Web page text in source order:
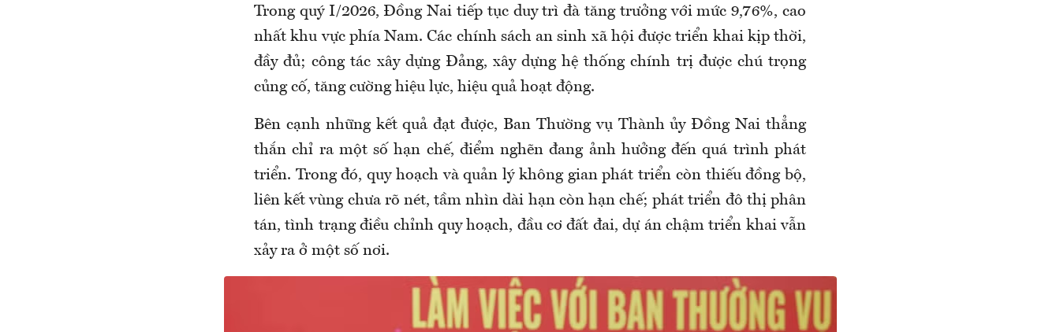
Trong quý I/2026, Đồng Nai tiếp tục duy trì đà tăng trưởng với mức 9,76%, cao
nhất khu vực phía Nam. Các chính sách an sinh xã hội được triển khai kịp thời,
đầy đủ; công tác xây dựng Đảng, xây dựng hệ thống chính trị được chú trọng
củng cố, tăng cường hiệu lực, hiệu quả hoạt động.
Bên cạnh những kết quả đạt được, Ban Thường vụ Thành ủy Đồng Nai thẳng
thắn chỉ ra một số hạn chế, điểm nghẽn đang ảnh hưởng đến quá trình phát
triển. Trong đó, quy hoạch và quản lý không gian phát triển còn thiếu đồng bộ,
liên kết vùng chưa rõ nét, tầm nhìn dài hạn còn hạn chế; phát triển đô thị phân
tán, tình trạng điều chỉnh quy hoạch, đầu cơ đất đai, dự án chậm triển khai vẫn
xảy ra ở một số nơi.